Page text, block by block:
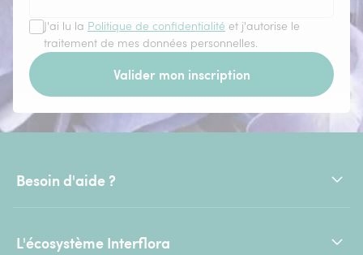
J'ai lu la Politique de confidentialité et j'autorise le
traitement de mes données personnelles.
Valider mon inscription
Besoin d'aide ?
L'écosystème Interflora